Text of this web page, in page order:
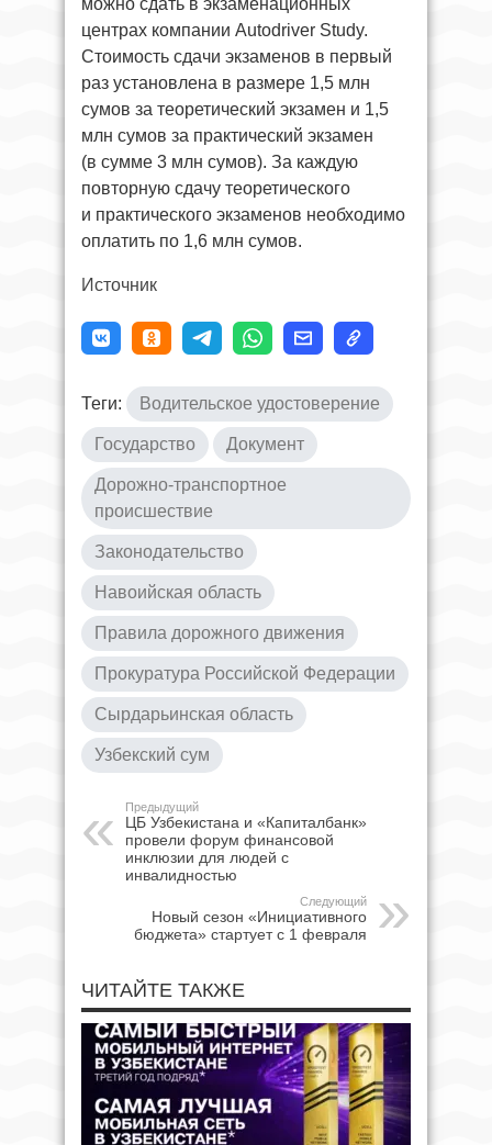
центрах компании Autodriver Study.
Стоимость сдачи экзаменов в первый
раз установлена в размере 1,5 млн
сумов за теоретический экзамен и 1,5
млн сумов за практический экзамен
(в сумме 3 млн сумов). За каждую
повторную сдачу теоретического
и практического экзаменов необходимо
оплатить по 1,6 млн сумов.
Источник
Теги: Водительское удостоверение
Государство Документ
Дорожно-транспортное
происшествие
Законодательство
Навоийская область
Правила дорожного движения
Прокуратура Российской Федерации
Сырдарьинская область
Узбекский сум
Предыдущий
ЦБ Узбекистана и «Капиталбанк»
провели форум финансовой
инклюзии для людей с
инвалидностью
Следующий
Новый сезон «Инициативного
бюджета» стартует с 1 февраля
ЧИТАЙТЕ ТАКЖЕ